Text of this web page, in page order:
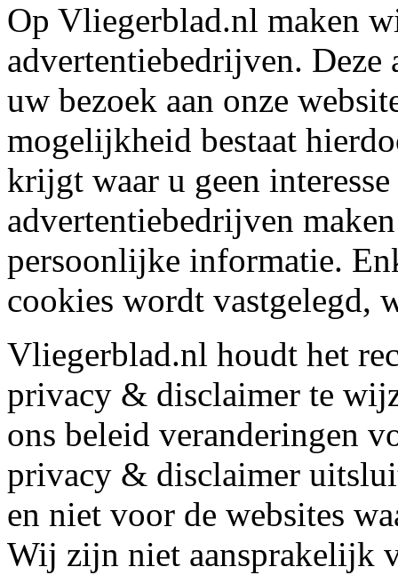
Op Vliegerblad.nl maken
advertentiebedrijven.
uw bezoek aan onze
mogelijkheid bestaat
krijgt waar u geen
advertentiebedrijven
persoonlijke informatie.
cookies wordt vastgelegd,
Vliegerblad.nl houdt het
privacy & disclaimer te
ons beleid veranderingen
privacy & disclaimer
en niet voor de websites
Wij zijn niet aansprakelijk